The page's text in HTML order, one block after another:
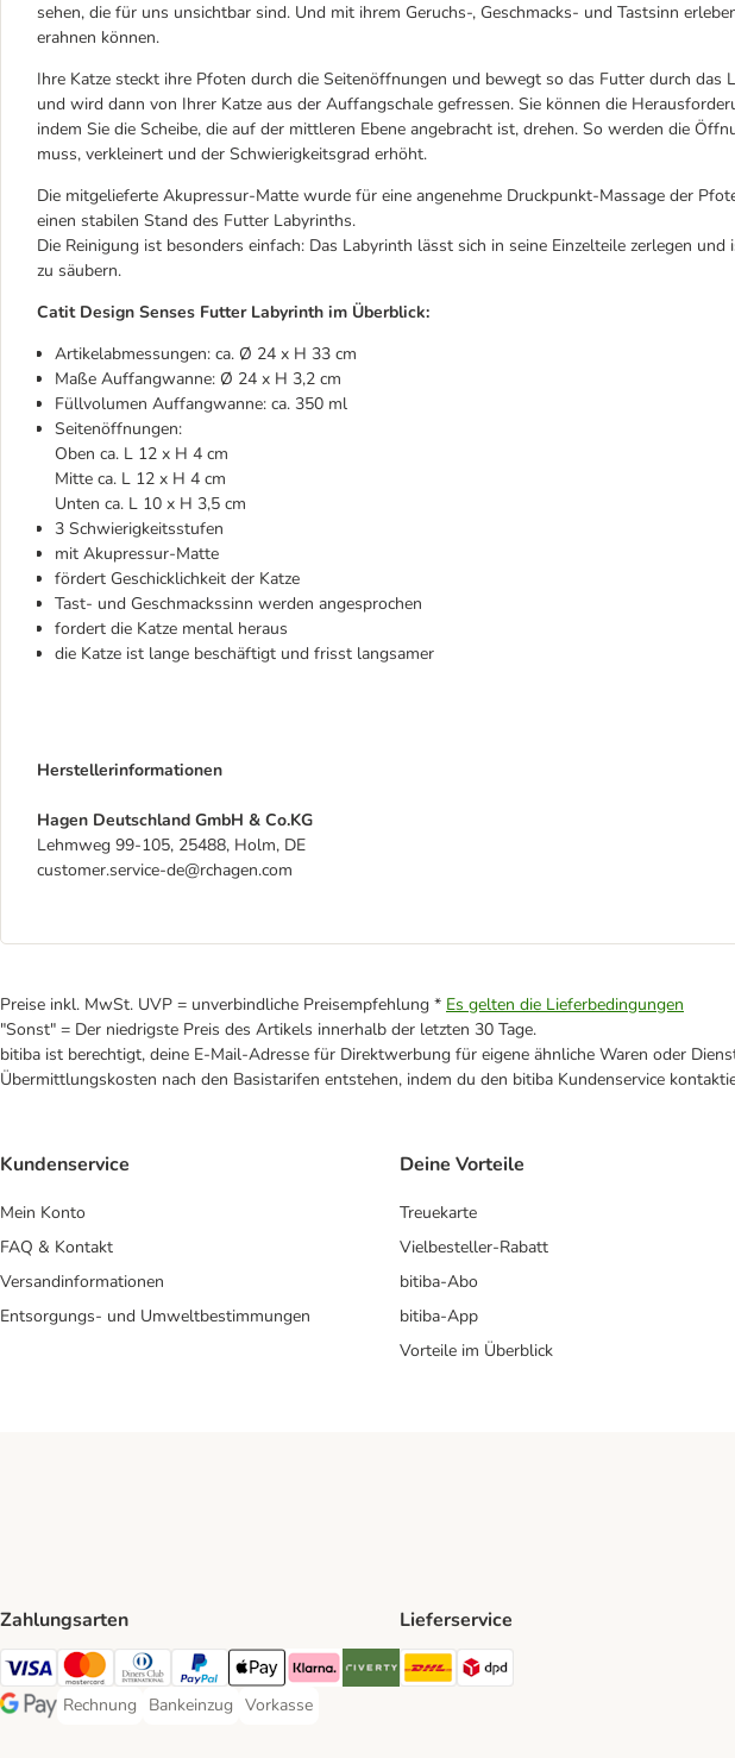
sehen, die für uns unsichtbar sind. Und mit ihrem Geruchs-, Geschmacks- und Tastsinn
erahnen können.
Ihre Katze steckt ihre Pfoten durch die Seitenöffnungen und bewegt so das Futter durch das
und wird dann von Ihrer Katze aus der Auffangschale gefressen. Sie können die
indem Sie die Scheibe, die auf der mittleren Ebene angebracht ist, drehen. So werden die
muss, verkleinert und der Schwierigkeitsgrad erhöht.
Die mitgelieferte Akupressur-Matte wurde für eine angenehme Druckpunkt-Massage der
einen stabilen Stand des Futter Labyrinths.
Die Reinigung ist besonders einfach: Das Labyrinth lässt sich in seine Einzelteile zerlegen
zu säubern.
Catit Design Senses Futter Labyrinth im Überblick:
Artikelabmessungen: ca. Ø 24 x H 33 cm
Maße Auffangwanne: Ø 24 x H 3,2 cm
Füllvolumen Auffangwanne: ca. 350 ml
Seitenöffnungen:
Oben ca. L 12 x H 4 cm
Mitte ca. L 12 x H 4 cm
Unten ca. L 10 x H 3,5 cm
3 Schwierigkeitsstufen
mit Akupressur-Matte
fördert Geschicklichkeit der Katze
Tast- und Geschmackssinn werden angesprochen
fordert die Katze mental heraus
die Katze ist lange beschäftigt und frisst langsamer
Herstellerinformationen
Hagen Deutschland GmbH & Co.KG
Lehmweg 99-105, 25488, Holm, DE
customer.service-de@rchagen.com
Preise inkl. MwSt. UVP = unverbindliche Preisempfehlung * Es gelten die Lieferbedingungen
"Sonst" = Der niedrigste Preis des Artikels innerhalb der letzten 30 Tage.
bitiba ist berechtigt, deine E-Mail-Adresse für Direktwerbung für eigene ähnliche Waren oder
Übermittlungskosten nach den Basistarifen entstehen, indem du den bitiba Kundenservice
Kundenservice
Mein Konto
FAQ & Kontakt
Versandinformationen
Entsorgungs- und Umweltbestimmungen
Deine Vorteile
Treuekarte
Vielbesteller-Rabatt
bitiba-Abo
bitiba-App
Vorteile im Überblick
Zahlungsarten
Visa Payment Method
Mastercard Payment Method
Diners Club Payment Method
PayPal Payment Method
Apple Pay Payment Method
Klarna Payment Method
Riverty Payment Method
Google Pay Payment Method
Rechnung
Rechnung Payment Method
Bankeinzug
Bankeinzug Payment Method
Vorkasse
Vorkasse Payment Method
Lieferservice
DHL Shipping Method